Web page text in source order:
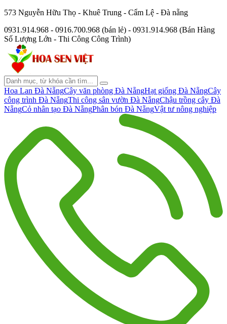
573 Nguyễn Hữu Thọ - Khuê Trung - Cẩm Lệ - Đà nẵng
0931.914.968 - 0916.700.968 (bán lẻ) - 0931.914.968 (Bán Hàng
Số Lượng Lớn - Thi Công Công Trình)
Hoa Lan Đà NẵngCây văn phòng Đà NẵngHạt giống Đà NẵngCây
công trình Đà NẵngThi công sân vườn Đà NẵngChậu trồng cây Đà
NẵngCỏ nhân tạo Đà NẵngPhân bón Đà NẵngVật tư nông nghiệp